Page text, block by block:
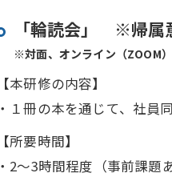
「輪読会」 ※帰属
※対面、オンライン（ZOOM
【本研修の内容】
・１冊の本を通じて、社員
【所要時間】
・2～3時間程度（事前課題あ